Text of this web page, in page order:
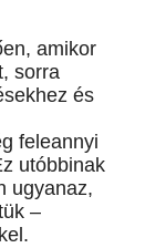
amikor
sorra
és
feleannyi
utóbbinak
ugyanaz,
–